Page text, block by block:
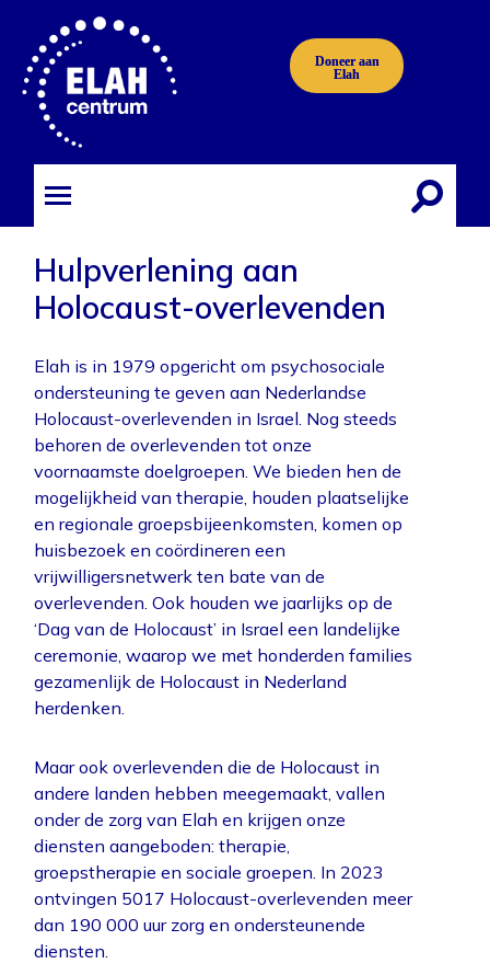
Doneer aan
Elah
Stichting
Toggle
Hulpverlening aan
Holocaust-overlevenden
Elah is in 1979 opgericht om psychosociale
ondersteuning te geven aan Nederlandse
Holocaust-overlevenden in Israel. Nog steeds
behoren de overlevenden tot onze
voornaamste doelgroepen. We bieden hen de
mogelijkheid van therapie, houden plaatselijke
en regionale groepsbijeenkomsten, komen op
huisbezoek en coördineren een
vrijwilligersnetwerk ten bate van de
overlevenden. Ook houden we jaarlijks op de
‘Dag van de Holocaust’ in Israel een landelijke
ceremonie, waarop we met honderden families
gezamenlijk de Holocaust in Nederland
herdenken.
Maar ook overlevenden die de Holocaust in
andere landen hebben meegemaakt, vallen
onder de zorg van Elah en krijgen onze
diensten aangeboden: therapie,
groepstherapie en sociale groepen. In 2023
ontvingen 5017 Holocaust-overlevenden meer
dan 190 000 uur zorg en ondersteunende
diensten.